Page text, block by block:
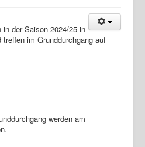
der Saison 2024/25 in
treffen im Grunddurchgang auf
werden am